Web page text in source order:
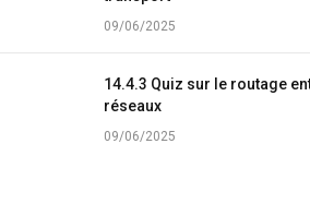
09/06/2025
14.4.3 Quiz sur le routage
réseaux
09/06/2025